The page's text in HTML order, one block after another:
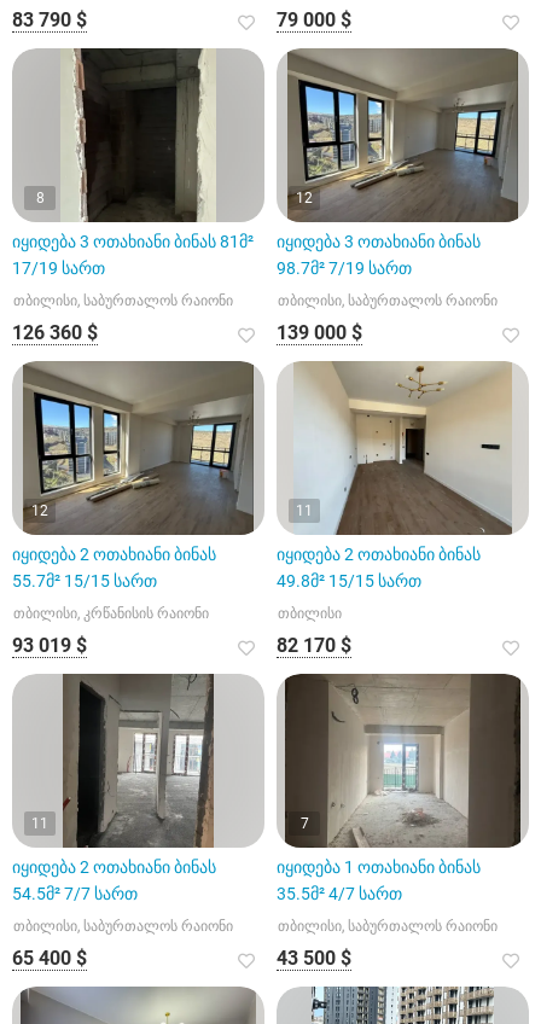
83 790 $ 79 000 $
8
იყიდება 3 ოთახიანი ბინას 81მ²
17/19 სართ
თბილისი, საბურთალოს რაიონი
126 360 $
12
იყიდება 3 ოთახიანი ბინას
98.7მ² 7/19 სართ
თბილისი, საბურთალოს რაიონი
139 000 $
12
იყიდება 2 ოთახიანი ბინას
55.7მ² 15/15 სართ
თბილისი, კრწანისის რაიონი
93 019 $
11
იყიდება 2 ოთახიანი ბინას
49.8მ² 15/15 სართ
თბილისი
82 170 $
11
იყიდება 2 ოთახიანი ბინას
54.5მ² 7/7 სართ
თბილისი, საბურთალოს რაიონი
65 400 $
7
იყიდება 1 ოთახიანი ბინას
35.5მ² 4/7 სართ
თბილისი, საბურთალოს რაიონი
43 500 $